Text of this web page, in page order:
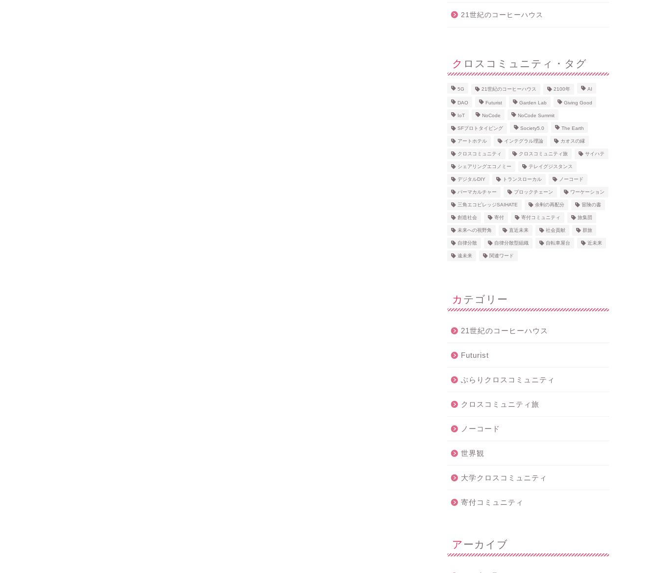
21世紀のコーヒーハウス
クロスコミュニティ・タグ
5G 21世紀のコーヒーハウス 2100年 AI
DAO Futurist Garden Lab Giving Good
IoT NoCode NoCode Summit
SFプロトタイピング Society5.0 The Earth
アートホテル インテグラル理論 カオスの縁
クロスコミュニティ クロスコミュニティ旅 サイハテ
シェアリングエコノミー テレイグジスタンス
デジタルDIY トランスローカル ノーコード
パーマカルチャー ブロックチェーン ワーケーション
三角エコビレッジSAIHATE 余剰の再配分 冒険の書
創造社会 寄付 寄付コミュニティ 旅集団
未来への視野角 直近未来 社会貢献 群旅
自律分散 自律分散型組織 自転車屋台 近未来
遠未来 関連ワード
カテゴリー
21世紀のコーヒーハウス
Futurist
ぶらりクロスコミュニティ
クロスコミュニティ旅
ノーコード
世界観
大学クロスコミュニティ
寄付コミュニティ
アーカイブ